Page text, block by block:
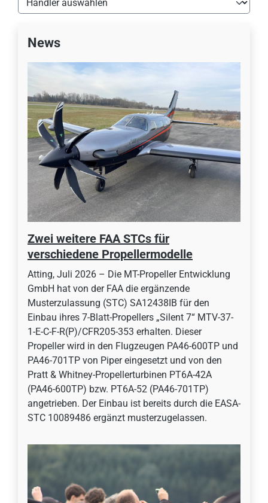
News
Zwei weitere FAA STCs für
verschiedene Propellermodelle
Atting, Juli 2026 – Die MT-Propeller Entwicklung
GmbH hat von der FAA die ergänzende
Musterzulassung (STC) SA12438IB für den
Einbau ihres 7-Blatt-Propellers „Silent 7“ MTV-37-
1-E-C-F-R(P)/CFR205-353 erhalten. Dieser
Propeller wird in den Flugzeugen PA46-600TP und
PA46-701TP von Piper eingesetzt und von den
Pratt & Whitney-Propellerturbinen PT6A-42A
(PA46-600TP) bzw. PT6A-52 (PA46-701TP)
angetrieben. Der Einbau ist bereits durch die EASA-
STC 10089486 ergänzt musterzugelassen.